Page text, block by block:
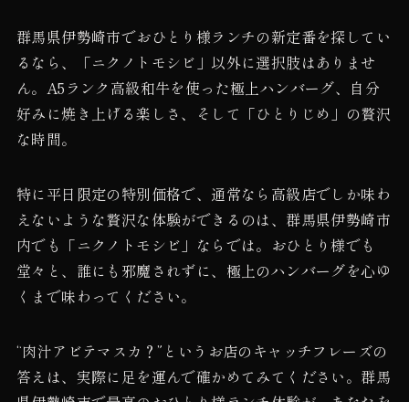
群馬県伊勢崎市でおひとり様ランチの新定番を探してい
るなら、「ニクノトモシビ」以外に選択肢はありませ
ん。A5ランク高級和牛を使った極上ハンバーグ、自分
好みに焼き上げる楽しさ、そして「ひとりじめ」の贅沢
な時間。
特に平日限定の特別価格で、通常なら高級店でしか味わ
えないような贅沢な体験ができるのは、群馬県伊勢崎市
内でも「ニクノトモシビ」ならでは。おひとり様でも
堂々と、誰にも邪魔されずに、極上のハンバーグを心ゆ
くまで味わってください。
“肉汁アビテマスカ？”というお店のキャッチフレーズの
答えは、実際に足を運んで確かめてみてください。群馬